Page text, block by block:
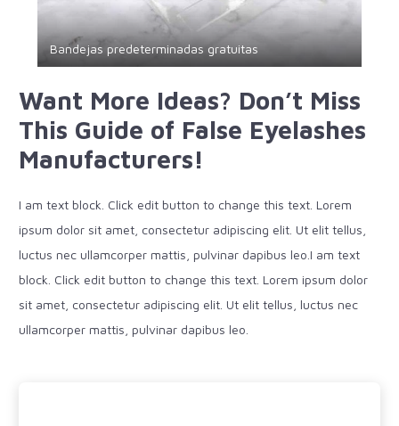
Bandejas predeterminadas gratuitas
Want More Ideas? Don’t Miss
This Guide of False Eyelashes
Manufacturers!
I am text block. Click edit button to change this text. Lorem
ipsum dolor sit amet, consectetur adipiscing elit. Ut elit tellus,
luctus nec ullamcorper mattis, pulvinar dapibus leo.I am text
block. Click edit button to change this text. Lorem ipsum dolor
sit amet, consectetur adipiscing elit. Ut elit tellus, luctus nec
ullamcorper mattis, pulvinar dapibus leo.